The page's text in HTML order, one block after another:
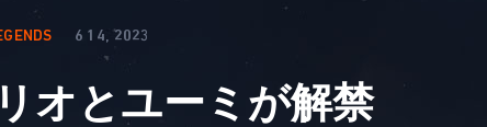
6 14, 2023
オとユーミが解禁